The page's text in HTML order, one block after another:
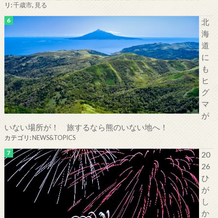
リ:千歳市, 見る
北
海
道
に
も
ヒ
グ
マ
が
いない場所が！ 旅するなら熊のいない地へ！
カテゴリ:NEWS&TOPICS
20
26
ひ
が
し
か